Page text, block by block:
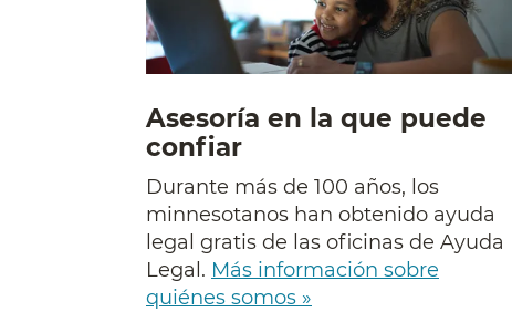
Asesoría en la que puede
confiar
Durante más de 100 años, los
minnesotanos han obtenido ayuda
legal gratis de las oficinas de Ayuda
Legal. Más información sobre
quiénes somos »